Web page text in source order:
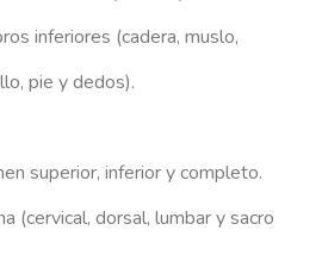
inferiores (cadera, muslo,
pie y dedos).
superior, inferior y completo.
(cervical, dorsal, lumbar y sacro